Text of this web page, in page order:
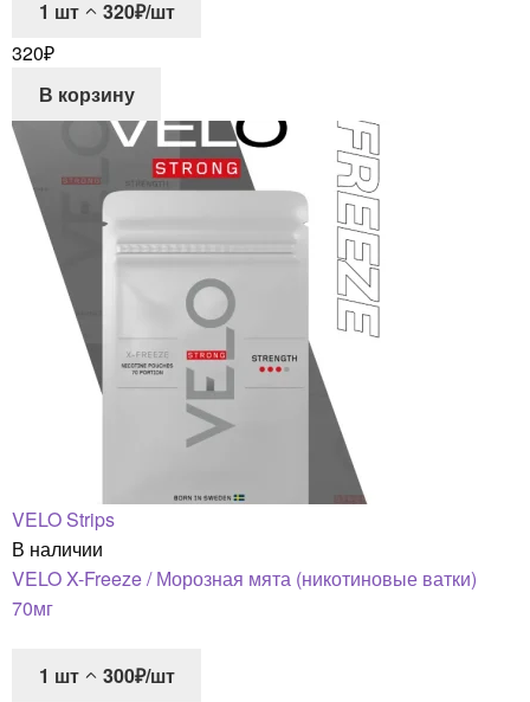
1 шт
320₽/шт
320₽
В корзину
VELO Strips
В наличии
VELO X-Freeze / Морозная мята (никотиновые ватки)
70мг
1 шт
300₽/шт